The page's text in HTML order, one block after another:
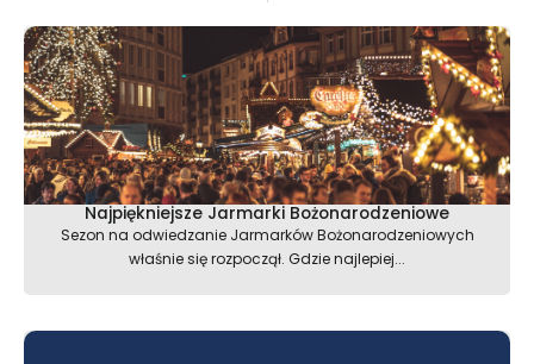
Najpiękniejsze Jarmarki Bożonarodzeniowe
Sezon na odwiedzanie Jarmarków Bożonarodzeniowych
właśnie się rozpoczął. Gdzie najlepiej...